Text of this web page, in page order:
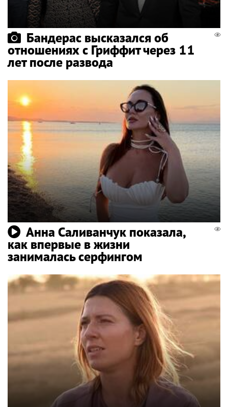
Бандерас высказался об
отношениях с Гриффит через 11
лет после развода
Анна Саливанчук показала,
как впервые в жизни
занималась серфингом